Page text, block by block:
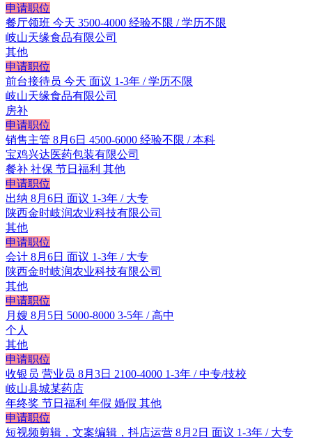
申请职位
餐厅领班 今天 3500-4000 经验不限 / 学历不限
岐山天缘食品有限公司
其他
申请职位
前台接待员 今天 面议 1-3年 / 学历不限
岐山天缘食品有限公司
房补
申请职位
销售主管 8月6日 4500-6000 经验不限 / 本科
宝鸡兴达医药包装有限公司
餐补 社保 节日福利 其他
申请职位
出纳 8月6日 面议 1-3年 / 大专
陕西金时岐润农业科技有限公司
其他
申请职位
会计 8月6日 面议 1-3年 / 大专
陕西金时岐润农业科技有限公司
其他
申请职位
月嫂 8月5日 5000-8000 3-5年 / 高中
个人
其他
申请职位
收银员 营业员 8月3日 2100-4000 1-3年 / 中专/技校
岐山县城某药店
年终奖 节日福利 年假 婚假 其他
申请职位
短视频剪辑，文案编辑，抖店运营 8月2日 面议 1-3年 / 大专